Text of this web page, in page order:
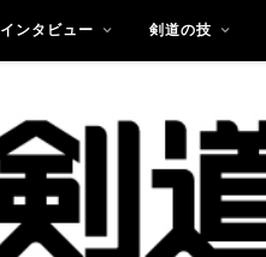
インタビュー 剣道の技